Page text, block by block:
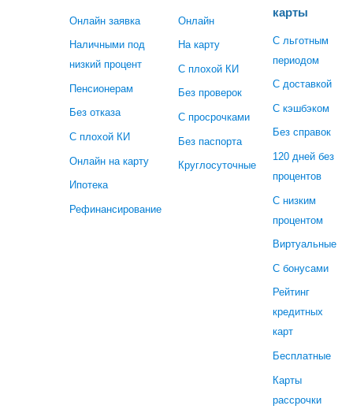
Онлайн заявка
Наличными под
низкий процент
Пенсионерам
Без отказа
С плохой КИ
Онлайн на карту
Ипотека
Рефинансирование
Онлайн
На карту
С плохой КИ
Без проверок
С просрочками
Без паспорта
Круглосуточные
карты
С льготным
периодом
С доставкой
С кэшбэком
Без справок
120 дней без
процентов
С низким
процентом
Виртуальные
С бонусами
Рейтинг
кредитных
карт
Бесплатные
Карты
рассрочки